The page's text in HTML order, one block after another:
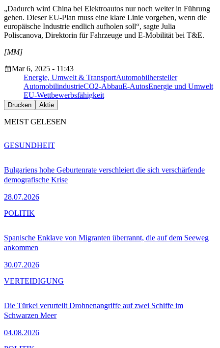
„Dadurch wird China bei Elektroautos nur noch weiter in Führung
gehen. Dieser EU-Plan muss eine klare Linie vorgeben, wenn die
europäische Industrie endlich aufholen soll“, sagte Julia
Poliscanova, Direktorin für Fahrzeuge und E-Mobilität bei T&E.
[MM]
Mar 6, 2025 - 11:43
Energie, Umwelt & TransportAutomobilhersteller
AutomobilindustrieCO2-AbbauE-AutosEnergie und Umwelt
EU-Wettbewerbsfähigkeit
Drucken Aktie
MEIST GELESEN
Bulgariens hohe Geburtenrate verschleiert die sich verschärfende
demografische Krise
28.07.2026
GESUNDHEIT
Spanische Enklave von Migranten überrannt, die auf dem Seeweg
ankommen
30.07.2026
POLITIK
Die Türkei verurteilt Drohnenangriffe auf zwei Schiffe im
Schwarzen Meer
04.08.2026
VERTEIDIGUNG